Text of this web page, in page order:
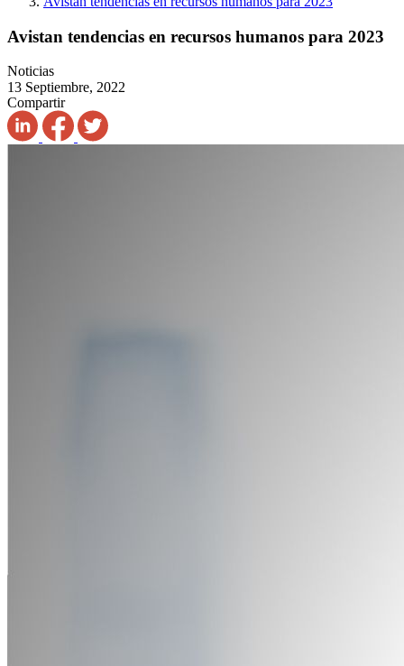
Avistan tendencias en recursos humanos para 2023
Noticias
13 Septiembre, 2022
Compartir